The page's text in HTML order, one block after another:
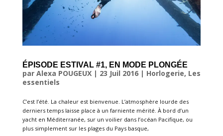
ÉPISODE ESTIVAL #1, EN MODE PLONGÉE
par Alexa POUGEUX| 23 Juil 2016| Horlogerie, Les
essentiels
C’est l’été. La chaleur est bienvenue. L’atmosphère lourde des
derniers temps laisse place à un farniente mérité. À bord d’un
yacht en Méditerranée, sur un voilier dans l’océan Pacifique, ou
plus simplement sur les plages du Pays basque,